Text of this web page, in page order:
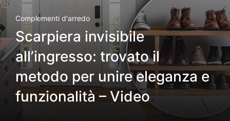
Complementi d'arredo
Scarpiera invisibile
all’ingresso: trovato il
metodo per unire eleganza e
funzionalità – Video